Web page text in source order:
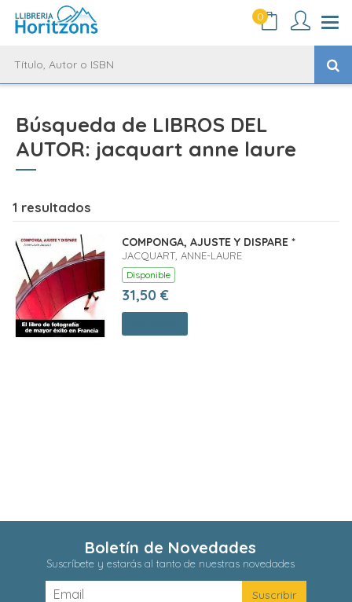
0
Búsqueda de LIBROS DEL
AUTOR: jacquart anne laure
1 resultados
COMPONGA, AJUSTE Y DISPARE *
JACQUART, ANNE-LAURE
Disponible
31,50 €
Boletín de Novedades
Suscríbete y estarás al tanto de nuestras novedades